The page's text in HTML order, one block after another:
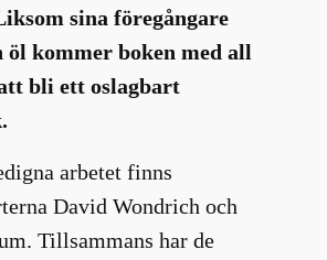
sina föregångare
öl kommer boken med all
bli ett oslagbart
arbetet finns
David Wondrich och
Tillsammans har de